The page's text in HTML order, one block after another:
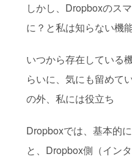
しかし、Dropboxのス
に？と私は知らない機
いつから存在している
らいに、気にも留めて
の外、私には役立ち
Dropboxでは、基本的
と、Dropbox側（イン